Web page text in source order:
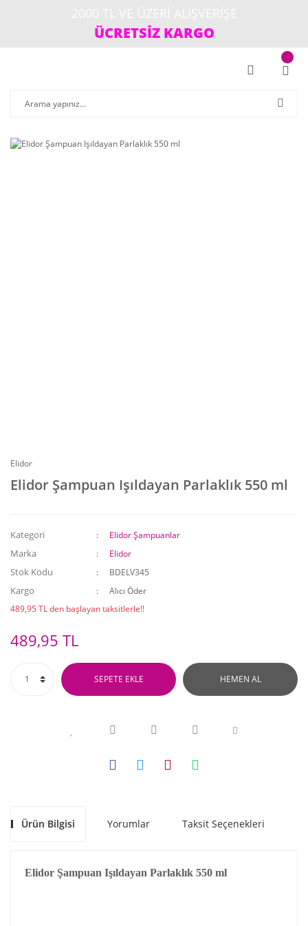
ÜCRETSİZ KARGO
Elidor
Elidor Şampuan Işıldayan Parlaklık 550 ml
Kategori Elidor Şampuanlar
Marka Elidor
Stok Kodu BDELV345
Kargo
Alıcı Öder
489,95 TL den başlayan taksitlerle!!
489,95 TL
SEPETE EKLE HEMEN AL
Ürün Bilgisi Yorumlar Taksit Seçenekleri
Elidor Şampuan Işıldayan Parlaklık 550 ml